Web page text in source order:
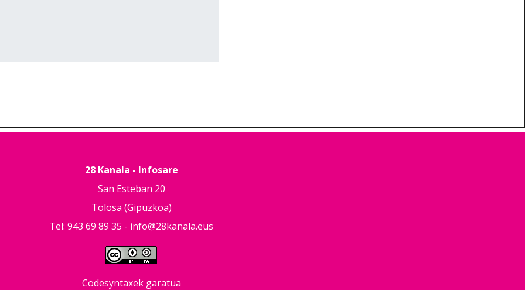
28 Kanala - Infosare
San Esteban 20
Tolosa (Gipuzkoa)
Tel: 943 69 89 35 - info@28kanala.eus
Codesyntaxek garatua